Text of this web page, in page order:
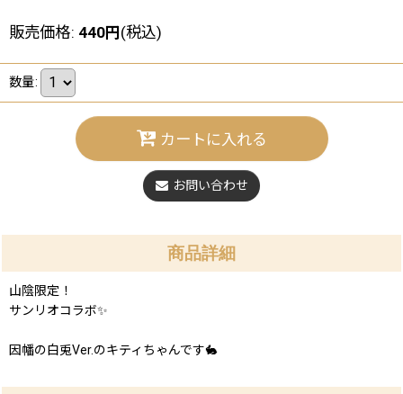
販売価格: 440円(税込)
数量:
カートに入れる
お問い合わせ
商品詳細
山陰限定！
サンリオコラボ✨
因幡の白兎Ver.のキティちゃんです🐇